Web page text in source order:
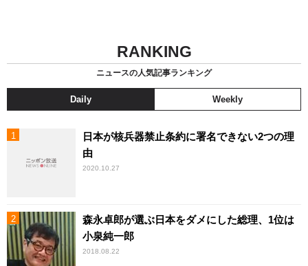
RANKING
ニュースの人気記事ランキング
Daily Weekly
日本が核兵器禁止条約に署名できない2つの理
由
2020.10.27
森永卓郎が選ぶ日本をダメにした総理、1位は
小泉純一郎
2018.08.22